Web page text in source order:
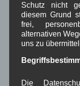
Juni 2026(4)
Mai 2026(11)
April 2026
(8)
März 2026(9)
Februar 2026(6)
Januar 2026
Dezember 2025
Schutz nicht
diesem Grund
frei,
alternativen
uns zu
Die